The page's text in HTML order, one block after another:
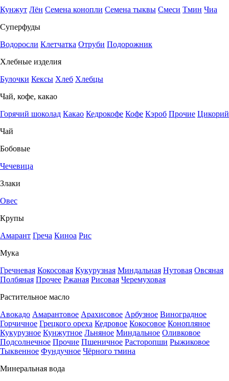
Кунжут Лён Семена конопли Семена тыквы Смеси Тмин Чиа
Суперфуды
Водоросли Клетчатка Отруби Подорожник
Хлебные изделия
Булочки Кексы Хлеб Хлебцы
Чай, кофе, какао
Горячий шоколад Какао Кедрокофе Кофе Кэроб Прочие Цикорий
Чай
Бобовые
Чечевица
Злаки
Овес
Крупы
Амарант Греча Киноа Рис
Мука
Гречневая Кокосовая Кукурузная Миндальная Нутовая Овсяная
Полбяная Прочее Ржаная Рисовая Черемуховая
Растительное масло
Авокадо Амарантовое Арахисовое Арбузное Виноградное
Горчичное Грецкого ореха Кедровое Кокосовое Конопляное
Кукурузное Кунжутное Льняное Миндальное Оливковое
Подсолнечное Прочие Пшеничное Расторопши Рыжиковое
Тыквенное Фундучное Чёрного тмина
Минеральная вода